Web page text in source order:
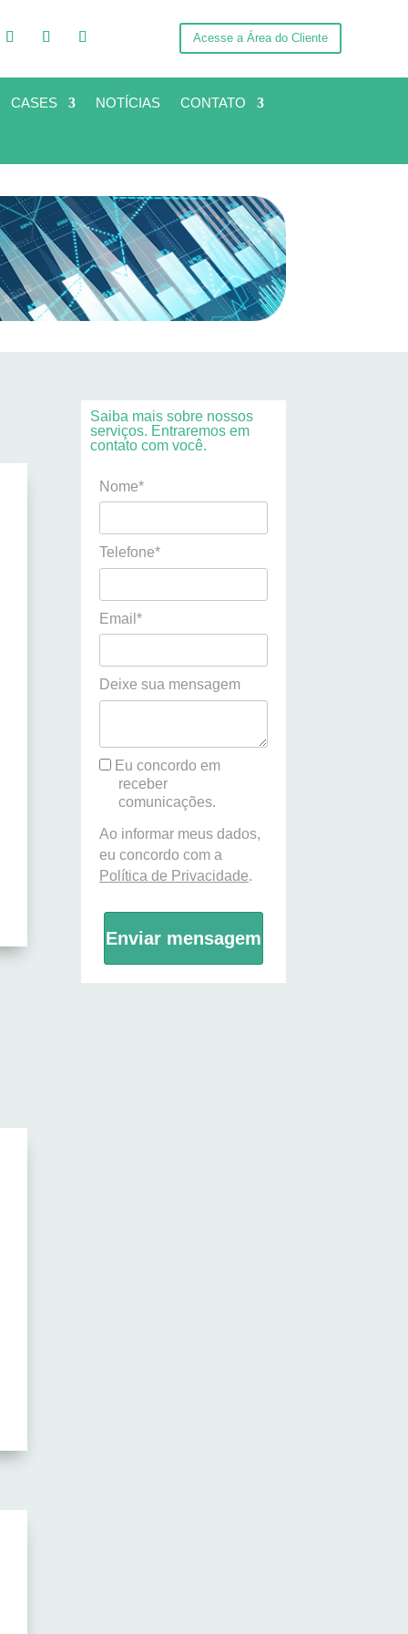
Acesse a Área do Cliente
CASES NOTÍCIAS CONTATO
Saiba mais sobre nossos
serviços. Entraremos em
contato com você.
Nome*
Telefone*
Email*
Deixe sua mensagem
Eu concordo em
receber
comunicações.
Ao informar meus dados,
eu concordo com a
Política de Privacidade.
Enviar mensagem